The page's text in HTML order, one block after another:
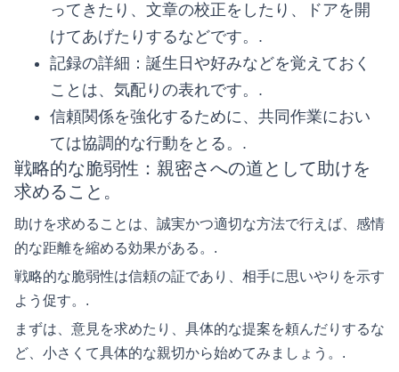
ってきたり、文章の校正をしたり、ドアを開
けてあげたりするなどです。.
記録の詳細：誕生日や好みなどを覚えておく
ことは、気配りの表れです。.
信頼関係を強化するために、共同作業におい
ては協調的な行動をとる。.
戦略的な脆弱性：親密さへの道として助けを
求めること。
助けを求めることは、誠実かつ適切な方法で行えば、感情
的な距離を縮める効果がある。.
戦略的な脆弱性は信頼の証であり、相手に思いやりを示す
よう促す。.
まずは、意見を求めたり、具体的な提案を頼んだりするな
ど、小さくて具体的な親切から始めてみましょう。.